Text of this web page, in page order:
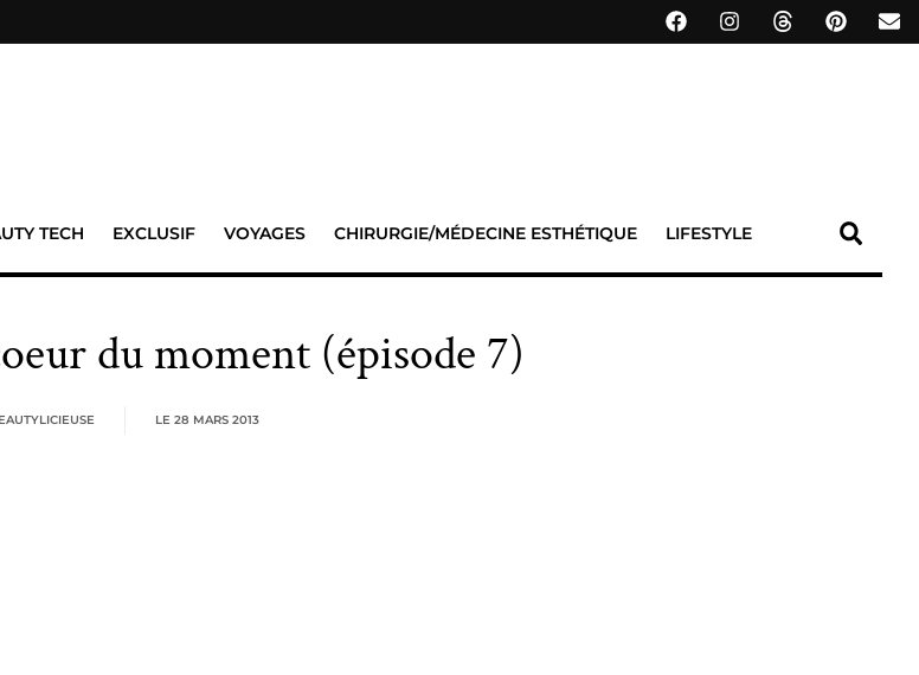
TECH EXCLUSIF VOYAGES CHIRURGIE/MÉDECINE ESTHÉTIQUE LIFESTYLE
du moment (épisode 7)
LE 28 MARS 2013